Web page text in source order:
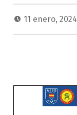
11 enero, 2024